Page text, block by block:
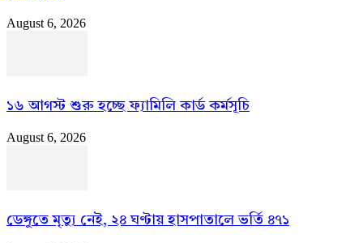
August 6, 2026
১৬ আগস্ট শুরু হচ্ছে ফ্যামিলি কার্ড কর্মসূচি
August 6, 2026
ডেঙ্গুতে মৃত্যু নেই, ২৪ ঘণ্টায় হাসপাতালে ভর্তি ৪৭১